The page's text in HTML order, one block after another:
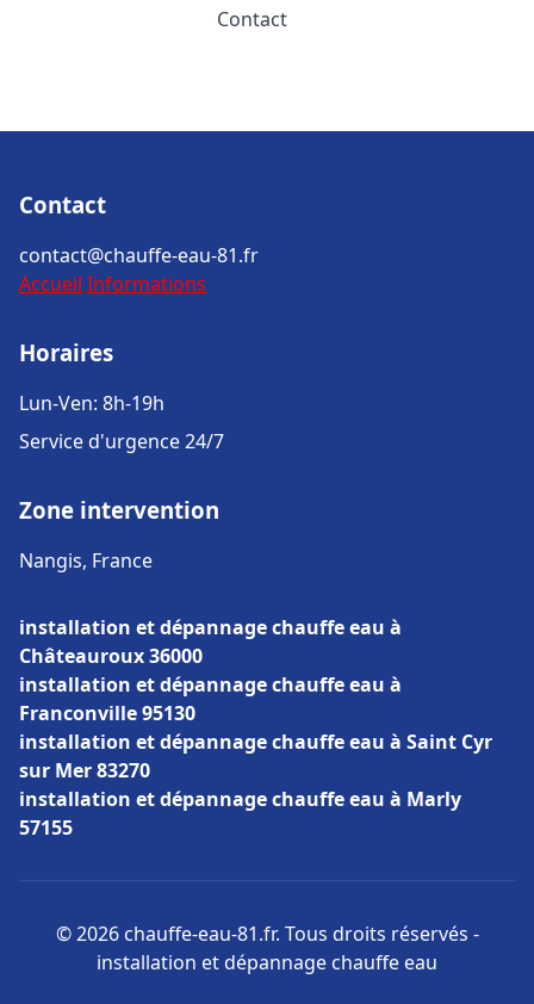
Contact
Contact
contact@chauffe-eau-81.fr
Accueil Informations
Horaires
Lun-Ven: 8h-19h
Service d'urgence 24/7
Zone intervention
Nangis, France
installation et dépannage chauffe eau à
Châteauroux 36000
installation et dépannage chauffe eau à
Franconville 95130
installation et dépannage chauffe eau à Saint Cyr
sur Mer 83270
installation et dépannage chauffe eau à Marly
57155
© 2026 chauffe-eau-81.fr. Tous droits réservés -
installation et dépannage chauffe eau